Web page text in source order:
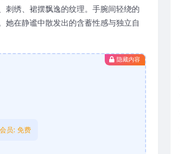
刺绣、裙摆飘逸的纹理。手腕间轻绕的
她在静谧中散发出的含蓄性感与独立自
隐藏内容
员: 免费